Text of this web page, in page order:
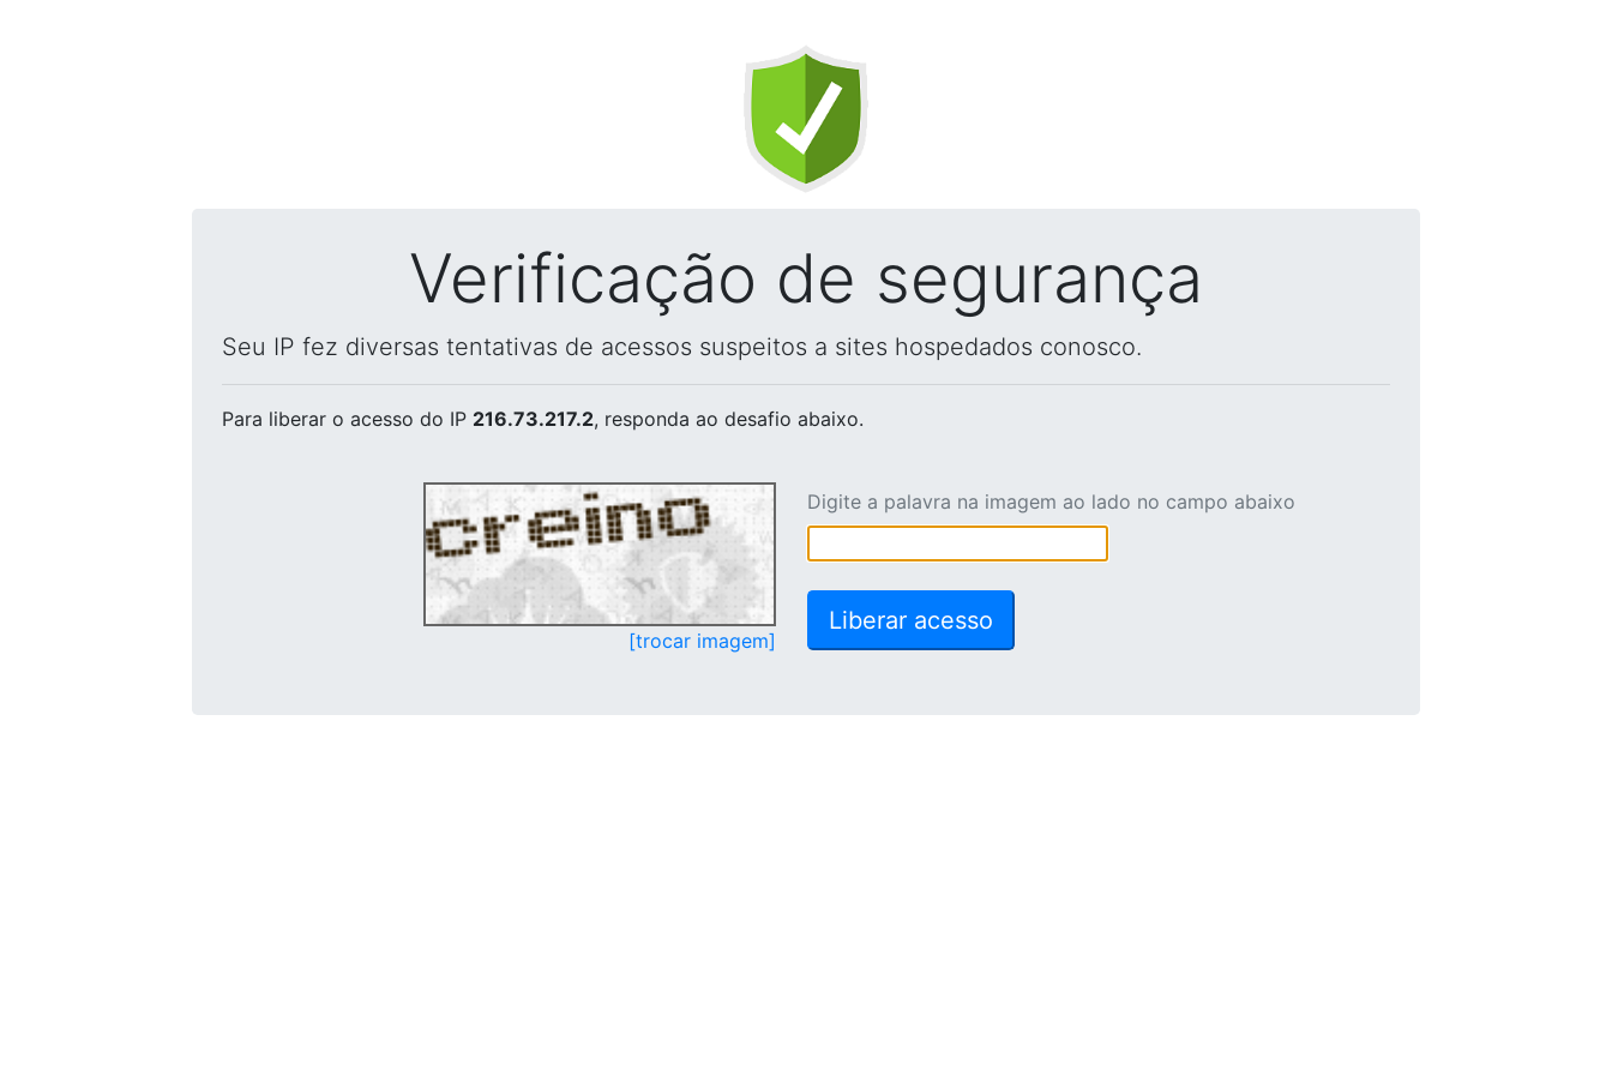
Verificação de segurança
Seu IP fez diversas tentativas de acessos suspeitos a sites hospedados conosco.
Para liberar o acesso do IP 216.73.217.2, responda ao desafio abaixo.
[trocar imagem]
Digite a palavra na imagem ao lado no campo abaixo